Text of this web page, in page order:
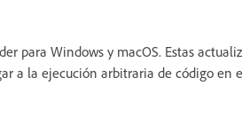
para Windows y macOS. Estas
a la ejecución arbitraria de código en